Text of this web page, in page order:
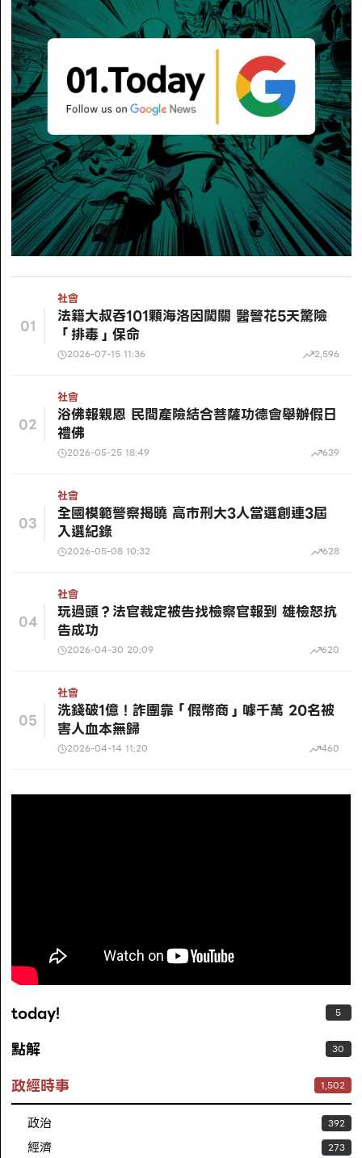
01
社會
法籍大叔吞101顆海洛因闖關 醫警花5天驚險
「排毒」保命
2026-07-15 11:36 2,596
02
社會
浴佛報親恩 民間產險結合菩薩功德會舉辦假日
禮佛
2026-05-25 18:49 639
03
社會
全國模範警察揭曉 高市刑大3人當選創連3屆
入選紀錄
2026-05-08 10:32 628
04
社會
玩過頭？法官裁定被告找檢察官報到 雄檢怒抗
告成功
2026-04-30 20:09 620
05
社會
洗錢破1億！詐團靠「假幣商」噱千萬 20名被
害人血本無歸
2026-04-14 11:20 460
today! 5
點解 30
政經時事 1,502
政治 392
經濟 273